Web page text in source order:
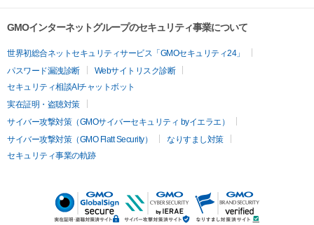
GMOインターネットグループのセキュリティ事業について
世界初総合ネットセキュリティサービス「GMOセキュリティ24」
パスワード漏洩診断
Webサイトリスク診断
セキュリティ相談AIチャットボット
実在証明・盗聴対策
サイバー攻撃対策（GMOサイバーセキュリティ byイエラエ）
サイバー攻撃対策（GMO Flatt Security）
なりすまし対策
セキュリティ事業の軌跡